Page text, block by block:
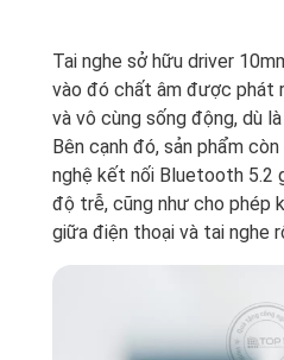
Tai nghe sở hữu driver
vào đó chất âm được
và vô cùng sống động, dù
Bên cạnh đó, sản phẩm
nghệ kết nối Bluetooth 5.2
độ trễ, cũng như cho phép
giữa điện thoại và tai nghe